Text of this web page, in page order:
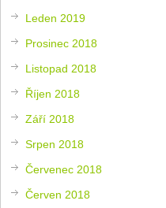
Leden 2019
Prosinec 2018
Listopad 2018
Říjen 2018
Září 2018
Srpen 2018
Červenec 2018
Červen 2018